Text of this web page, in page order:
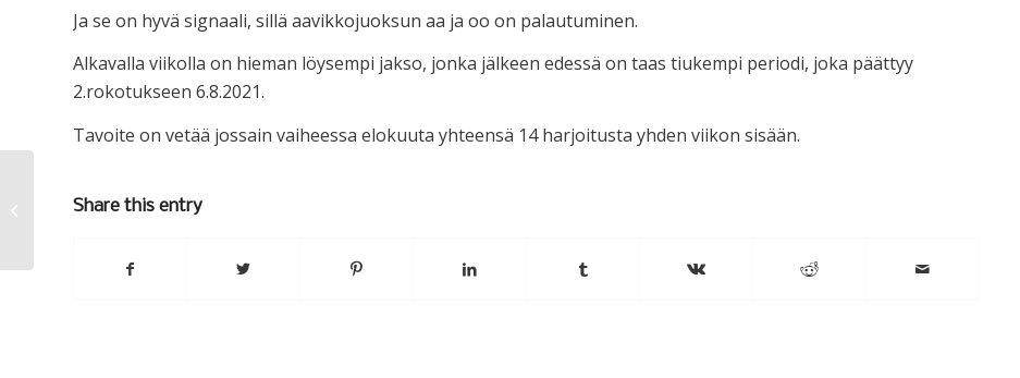
Ja se on hyvä signaali, sillä aavikkojuoksun aa ja oo on palautuminen.
Alkavalla viikolla on hieman löysempi jakso, jonka jälkeen edessä on taas tiukempi periodi, joka päättyy
2.rokotukseen 6.8.2021.
Tavoite on vetää jossain vaiheessa elokuuta yhteensä 14 harjoitusta yhden viikon sisään.
Share this entry